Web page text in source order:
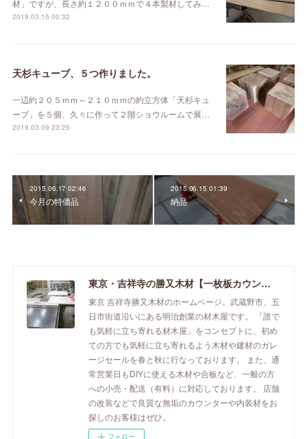
材」ですが、長さ約１２００ｍｍで４本製材してみ…
2019.03.15 00:32
天杉キューブ、５つ作りました。
一辺約２０５ｍｍ～２１０ｍｍの約立方体「天杉キュ
ーブ」を５個、久々に作って２階ショウルームで展…
2019.03.09 23:25
2015.06.17 02:46
今月の特価品
2015.06.15 01:39
納品
東京・吉祥寺の勝又木材【一枚板カウンター】
東京 吉祥寺勝又木材のホームページ。武蔵野市、五
日市街道沿いにある明治創業の材木屋です。 「誰で
も気軽に立ち寄れる材木屋」をコンセプトに、初め
ての方でも気軽に立ち寄れるよう木材や建材のガレ
ージセールを春と秋に行なっております。 また、通
常営業日もDIYに使える木材や合板など、一般の方
への小売・配送（有料）に対応しております。 店舗
の改装などで良質な無垢のカウンターや内装材をお
探しのお客様はぜひ。
フォロー